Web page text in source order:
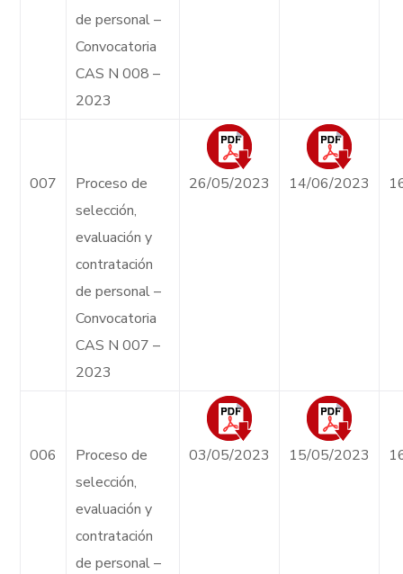
de personal –
Convocatoria
CAS N 008 –
2023
007
Proceso de
selección,
evaluación y
contratación
de personal –
Convocatoria
CAS N 007 –
2023
26/05/2023 14/06/2023
006
Proceso de
selección,
evaluación y
contratación
de personal –
03/05/2023 15/05/2023